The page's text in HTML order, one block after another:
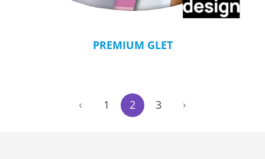
PREMIUM GLET
1 2 3